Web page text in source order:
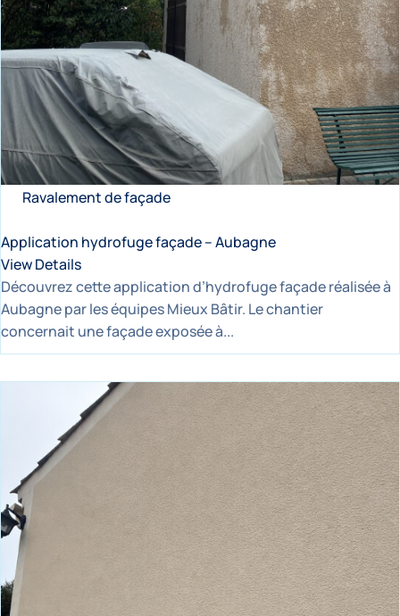
Ravalement de façade
Application hydrofuge façade – Aubagne
View Details
Découvrez cette application d’hydrofuge façade réalisée à
Aubagne par les équipes Mieux Bâtir. Le chantier
concernait une façade exposée à...